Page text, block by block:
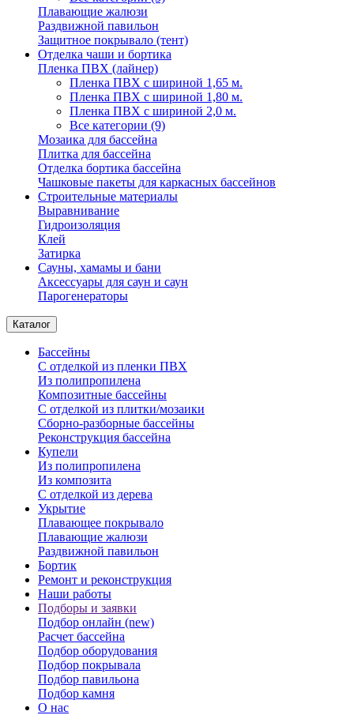
Плавающие жалюзи
Раздвижной павильон
Защитное покрывало (тент)
Отделка чаши и бортика
Пленка ПВХ (лайнер)
Пленка ПВХ с шириной 1,65 м.
Пленка ПВХ с шириной 1,80 м.
Пленка ПВХ с шириной 2,0 м.
Все категории (9)
Мозаика для бассейна
Плитка для бассейна
Отделка бортика бассейна
Чашковые пакеты для каркасных бассейнов
Строительные материалы
Выравнивание
Гидроизоляция
Клей
Затирка
Сауны, хамамы и бани
Аксессуары для саун и саун
Парогенераторы
Каталог
Бассейны
С отделкой из пленки ПВХ
Из полипропилена
Композитные бассейны
С отделкой из плитки/мозаики
Сборно-разборные бассейны
Реконструкция бассейна
Купели
Из полипропилена
Из композита
С отделкой из дерева
Укрытие
Плавающее покрывало
Плавающие жалюзи
Раздвижной павильон
Бортик
Ремонт и реконструкция
Наши работы
Подборы и заявки
Подбор онлайн (new)
Расчет бассейна
Подбор оборудования
Подбор покрывала
Подбор павильона
Подбор камня
О нас